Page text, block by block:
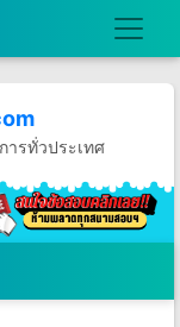
รทั่วประเทศ
.2569